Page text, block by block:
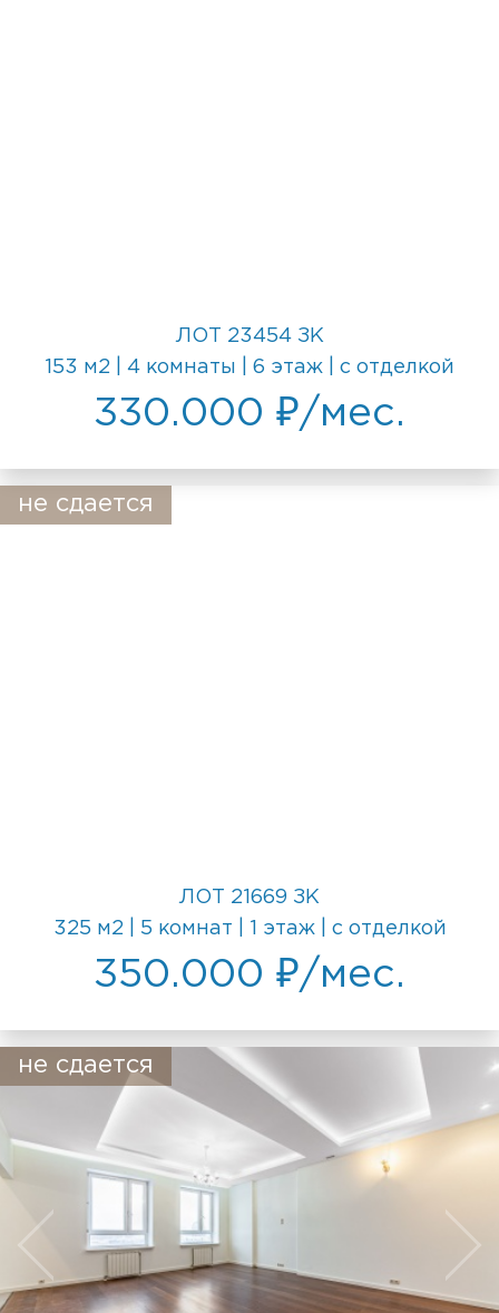
ЛОТ 23454 ЗК
153 м2 | 4 комнаты | 6 этаж | с отделкой
330.000 ₽/мес.
не сдается
ЛОТ 21669 ЗК
325 м2 | 5 комнат | 1 этаж | с отделкой
350.000 ₽/мес.
не сдается